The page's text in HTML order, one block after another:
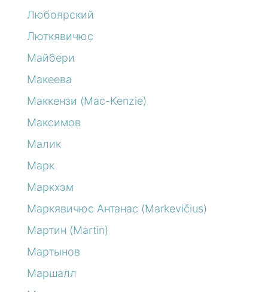
Любоярский
Люткявичюс
Майбери
Макеева
Маккензи (Mac-Kenzie)
Максимов
Малик
Марк
Маркхэм
Маркявичюс Антанас (Markevičius)
Мартин (Martin)
Мартынов
Маршалл